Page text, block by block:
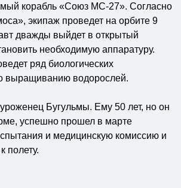
корабль «Союз МС-27». Согласно
экипаж проведет на орбите 9
дважды выйдет в открытый
необходимую аппаратуру.
ряд биологических
выращиванию водорослей.
Бугульмы. Ему 50 лет, но он
успешно прошел в марте
и медицинскую комиссию и
полету.